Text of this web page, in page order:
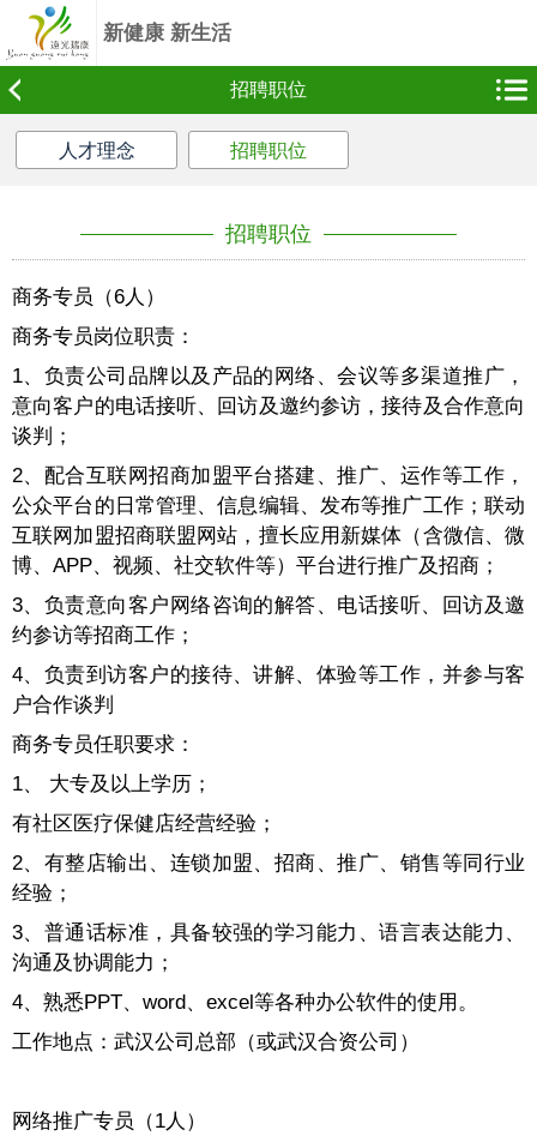
新健康 新生活
招聘职位
人才理念 招聘职位
招聘职位
商务专员（6人）
商务专员岗位职责：
1、负责公司品牌以及产品的网络、会议等多渠道推广，
意向客户的电话接听、回访及邀约参访，接待及合作意向
谈判；
2、配合互联网招商加盟平台搭建、推广、运作等工作，
公众平台的日常管理、信息编辑、发布等推广工作；联动
互联网加盟招商联盟网站，擅长应用新媒体（含微信、微
博、APP、视频、社交软件等）平台进行推广及招商；
3、负责意向客户网络咨询的解答、电话接听、回访及邀
约参访等招商工作；
4、负责到访客户的接待、讲解、体验等工作，并参与客
户合作谈判
商务专员任职要求：
1、 大专及以上学历；
有社区医疗保健店经营经验；
2、有整店输出、连锁加盟、招商、推广、销售等同行业
经验；
3、普通话标准，具备较强的学习能力、语言表达能力、
沟通及协调能力；
4、熟悉PPT、word、excel等各种办公软件的使用。
工作地点：武汉公司总部（或武汉合资公司）
网络推广专员（1人）